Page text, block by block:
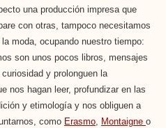
una producción impresa que
con otras, tampoco necesitamos
moda, ocupando nuestro tiempo:
son unos pocos libros, mensajes
y prolonguen la
nos hagan leer, profundizar en las
y etimología y nos obliguen a
como Erasmo, Montaigne o